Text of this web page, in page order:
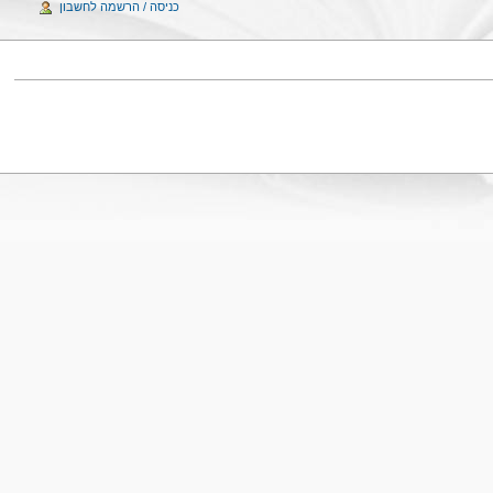
כניסה / הרשמה לחשבון